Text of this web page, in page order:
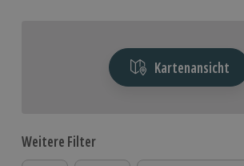
Kartenansicht
Weitere Filter